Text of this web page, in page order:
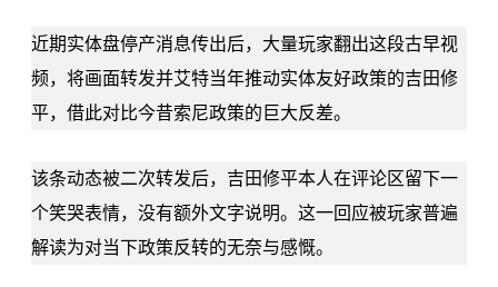
近期实体盘停产消息传出后，大量玩家翻出这段古早视
频，将画面转发并艾特当年推动实体友好政策的吉田修
平，借此对比今昔索尼政策的巨大反差。
该条动态被二次转发后，吉田修平本人在评论区留下一
个笑哭表情，没有额外文字说明。这一回应被玩家普遍
解读为对当下政策反转的无奈与感慨。